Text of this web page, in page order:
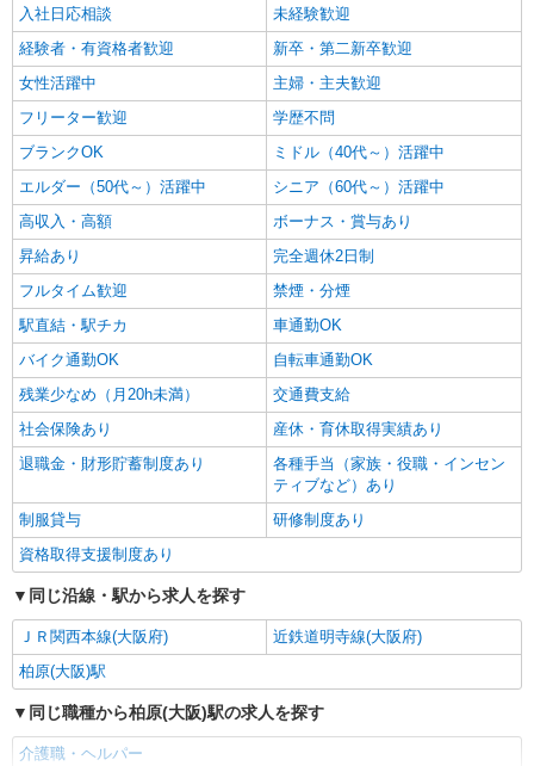
しいサ高住のSTAFF
時給1550円〜2187円 ＜日払い有/週払い有/交
通費全支給(ガソリン代含む)＞
柏原市内
詳細を見る
入社日応相談
未経験歓迎
経験者・有資格者歓迎
新卒・第二新卒歓迎
女性活躍中
主婦・主夫歓迎
フリーター歓迎
学歴不問
ブランクOK
ミドル（40代～）活躍中
エルダー（50代～）活躍中
シニア（60代～）活躍中
高収入・高額
ボーナス・賞与あり
昇給あり
完全週休2日制
フルタイム歓迎
禁煙・分煙
駅直結・駅チカ
車通勤OK
バイク通勤OK
自転車通勤OK
残業少なめ（月20h未満）
交通費支給
社会保険あり
産休・育休取得実績あり
退職金・財形貯蓄制度あり
各種手当（家族・役職・インセン
ティブなど）あり
制服貸与
研修制度あり
資格取得支援制度あり
同じ沿線・駅から求人を探す
ＪＲ関西本線(大阪府)
近鉄道明寺線(大阪府)
柏原(大阪)駅
同じ職種から柏原(大阪)駅の求人を探す
介護職・ヘルパー